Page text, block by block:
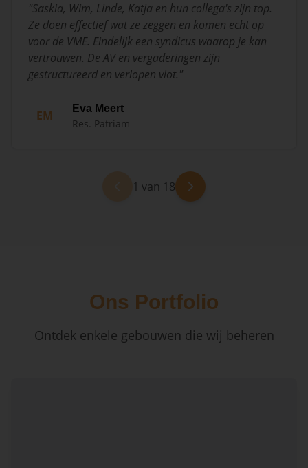
"Saskia, Wim, Linde, Katja en hun collega's zijn top.
Ze doen effectief wat ze zeggen en komen echt op
voor de VME. Eindelijk een syndicus waarop je kan
vertrouwen. De AV en vergaderingen zijn
gestructureerd en verlopen vlot."
EM Eva Meert
Res. Patriam
1 van 18
Ons Portfolio
Ontdek enkele gebouwen die wij beheren